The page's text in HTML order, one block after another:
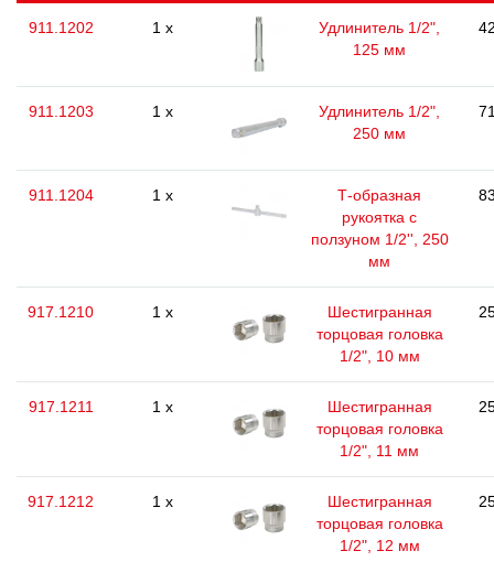
911.1202 1 x
Удлинитель 1/2",
125 мм
911.1203 1 x
Удлинитель 1/2",
250 мм
911.1204 1 x
Т-образная
рукоятка с
ползуном 1/2'', 250
мм
917.1210 1 x
Шестигранная
торцовая головка
1/2", 10 мм
917.1211 1 x
Шестигранная
торцовая головка
1/2", 11 мм
917.1212 1 x
Шестигранная
торцовая головка
1/2", 12 мм